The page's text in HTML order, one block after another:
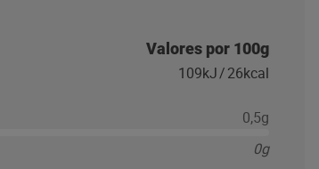
Valores por 100g
109kJ/26kcal
0,5g
0g